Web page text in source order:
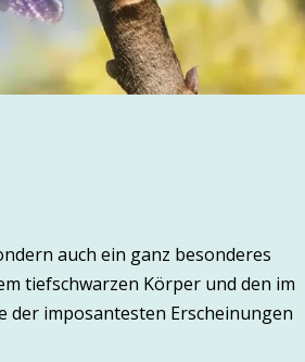
auch ein ganz besonderes
tiefschwarzen Körper und den im
der imposantesten Erscheinungen